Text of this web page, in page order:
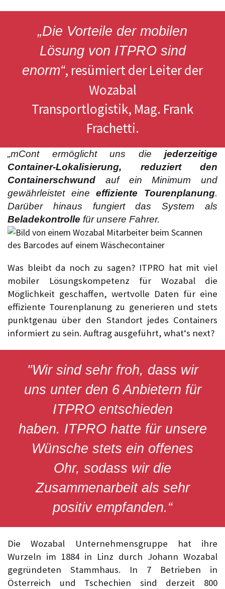
„Die Vorteile der mobilen
Lösung von ITPRO sind
enorm“, resümiert der Leiter der
Wozabal
Transportlogistik, Mag. Frank
Frachetti.
„mCont ermöglicht uns die jederzeitige
Container-Lokalisierung, reduziert den
Containerschwund auf ein Minimum und
gewährleistet eineeffiziente Tourenplanung.
Darüber hinaus fungiert das System als
Beladekontrolle für unsere Fahrer.
Was bleibt da noch zu sagen? ITPRO hat mit viel
mobiler Lösungskompetenz für Wozabal die
Möglichkeit geschaffen, wertvolle Daten für eine
effiziente Tourenplanung zu generieren und stets
punktgenau über den Standort jedes Containers
informiert zu sein. Auftrag ausgeführt, what‘s next?
"Wir sind sehr froh, dass wir
uns unter den 6 Anbietern für
ITPRO entschieden
haben. ITPRO hatte für unsere
Wünsche stets ein offenes
Ohr, sodass wir die
Zusammenarbeit als sehr
positiv empfanden.“
Die Wozabal Unternehmensgruppe hat ihre
Wurzeln im 1884 in Linz durch Johann Wozabal
gegründeten Stammhaus. In 7 Betrieben in
Österreich und Tschechien sind derzeit 800